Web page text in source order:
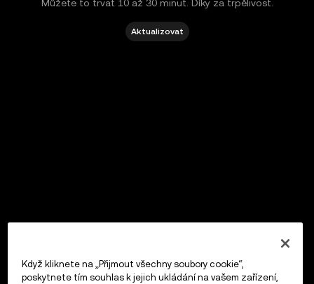
Můžete to trvat 10 až 30 minut. Díky za trpělivost.
Aktualizovat
Když kliknete na „Přijmout všechny soubory cookie“,
poskytnete tím souhlas k jejich ukládání na vašem zařízení,